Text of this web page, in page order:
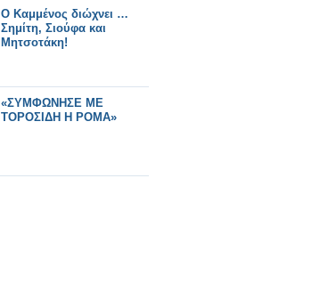
Ο Καμμένος διώχνει …
Σημίτη, Σιούφα και
Μητσοτάκη!
«ΣΥΜΦΩΝΗΣΕ ΜΕ
ΤΟΡΟΣΙΔΗ Η ΡΟΜΑ»